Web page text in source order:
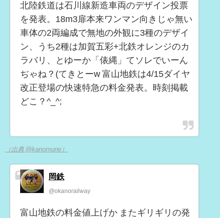
北陸鉄道は石川線新造車両のデザイン投票
を発表。18m3扉本来ワンマン向きじゃ無い
車体の2両編成で無地の外観に3種のデザイ
ン、うち2種は加賀五彩+北鉄オレンジのカ
ラバリ、とゆーか「俵縄」てソレでいーん
ぢゃね？(てきとーw 富山地鉄は4/15ダイヤ
改正登場の快速特急の料金発表。時刻掲載
どこ？^_^;
（出典 @kanomune）
岡鉄
@okanorailway
富山地鉄の料金値上げか またギリギリの発